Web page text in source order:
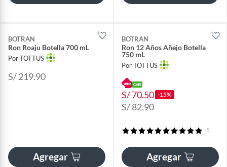
BOTRAN
Ron Roaju Botella 700 mL
Por TOTTUS
S/ 219.90
Agregar
BOTRAN
Ron 12 Años Añejo Botella
750 mL
Por TOTTUS
S/ 70.50 -15%
S/ 82.90
(5)
Agregar